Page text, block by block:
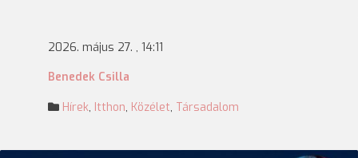
2026. május 27. , 14:11
Benedek Csilla
Hírek, Itthon, Közélet, Társadalom